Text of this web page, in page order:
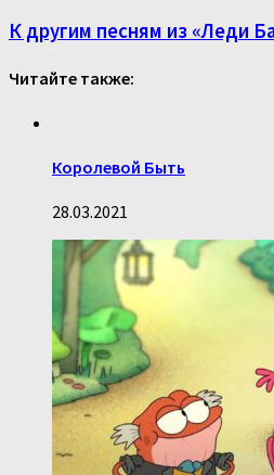
К другим песням из «Леди
Читайте также:
Королевой Быть
28.03.2021